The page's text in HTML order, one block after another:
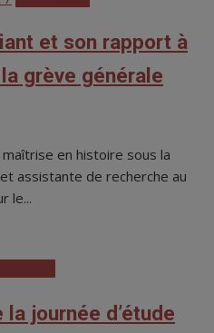
et son rapport à
grève générale
en histoire sous la
assistante de recherche au
le...
journée d’étude